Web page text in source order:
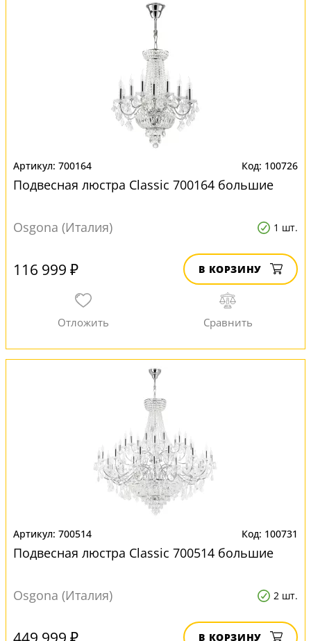
700164 100726
Подвесная люстра Classic 700164 большие
Osgona (Италия) 1 шт.
116 999 ₽ В КОРЗИНУ
700514 100731
Подвесная люстра Classic 700514 большие
Osgona (Италия) 2 шт.
В КОРЗИНУ